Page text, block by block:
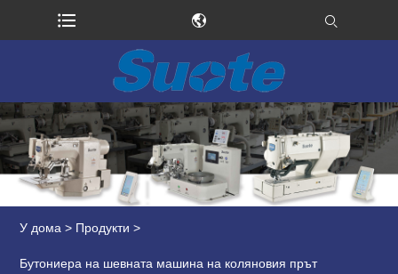
У дома > Продукти >
Бутониера на шевната машина на коляновия прът